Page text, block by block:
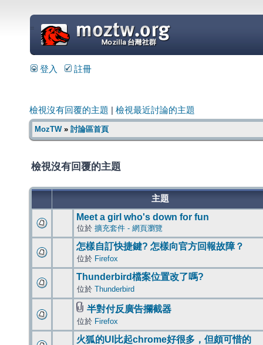
=
登入 註冊
檢視沒有回覆的主題 檢視最近討論的主題
MozTW» 討論區首頁
檢視沒有回覆的主題
主題
Meet a girl who's down for fun
位於 擴充套件 - 網頁瀏覽
怎樣自訂快捷鍵? 怎樣向官方回報故障？
位於 Firefox
Thunderbird檔案位置改了嗎?
位於 Thunderbird
半對付反廣告攔截器
位於 Firefox
火狐的UI比起chrome好很多，但頗可惜的